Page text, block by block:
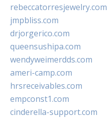
rebeccatorresjewelry.com
jmpbliss.com
drjorgerico.com
queensushipa.com
wendyweimerdds.com
ameri-camp.com
hrsreceivables.com
empconst1.com
cinderella-support.com